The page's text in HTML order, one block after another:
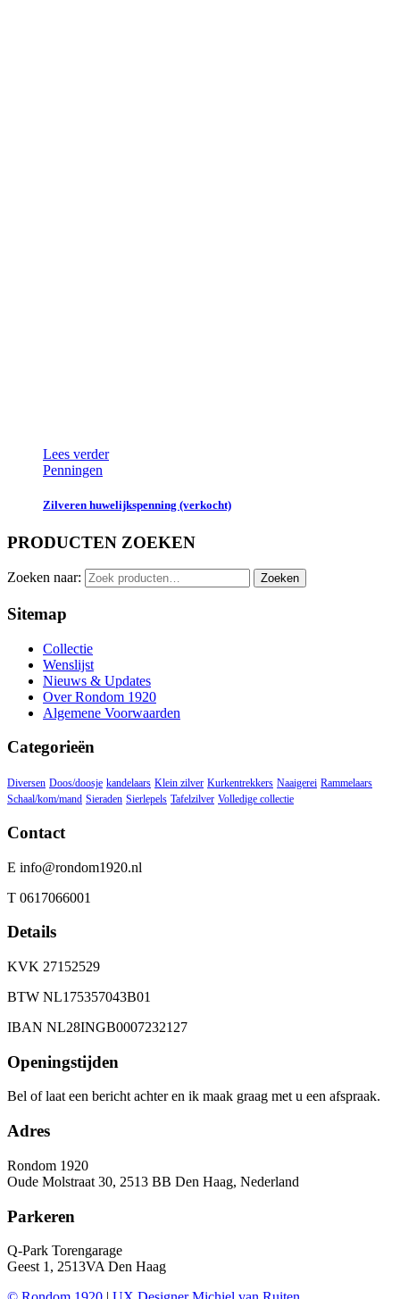
Lees verder
Penningen
Zilveren huwelijkspenning (verkocht)
PRODUCTEN ZOEKEN
Zoeken naar: Zoeken
Sitemap
Collectie
Wenslijst
Nieuws & Updates
Over Rondom 1920
Algemene Voorwaarden
Categorieën
Diversen Doos/doosje kandelaars Klein zilver Kurkentrekkers Naaigerei Rammelaars
Schaal/kom/mand Sieraden Sierlepels Tafelzilver Volledige collectie
Contact
E info@rondom1920.nl
T 0617066001
Details
KVK 27152529
BTW NL175357043B01
IBAN NL28INGB0007232127
Openingstijden
Bel of laat een bericht achter en ik maak graag met u een afspraak.
Adres
Rondom 1920
Oude Molstraat 30, 2513 BB Den Haag, Nederland
Parkeren
Q-Park Torengarage
Geest 1, 2513VA Den Haag